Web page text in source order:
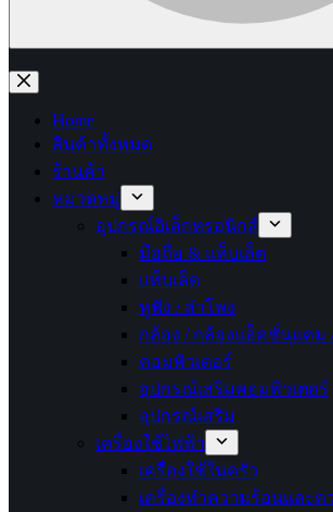
No
results
Home
สินค้าทั้งหมด
ร้านค้า
หมวดหมู่
อุปกรณ์อิเล็กทรอนิกส์
มือถือ & แท็บเล็ต
แท็บเล็ต
หูฟัง / ลำโพง
กล้อง / กล้องแอ็คชั่นแคม
คอมพิวเตอร์
อุปกรณ์เสริมคอมพิวเตอร์
อุปกรณ์เสริม
เครื่องใช้ไฟฟ้า
เครื่องใช้ในครัว
เครื่องทำความร้อนและค